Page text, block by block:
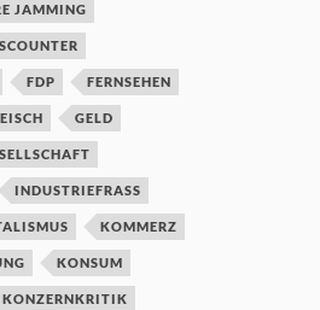
JAMMING
FDP FERNSEHEN
GELD
INDUSTRIEFRASS
KOMMERZ
KONSUM
KONZERNKRITIK